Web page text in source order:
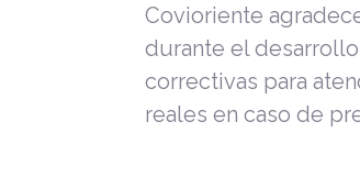
Covioriente
durante el
correctivas para
reales en caso de